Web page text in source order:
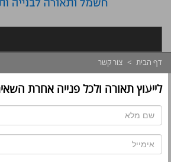
דף הבית > צור קשר
לייעוץ תאורה ולכל פנייה אחרת
שם
מלא:
דוא"ל: